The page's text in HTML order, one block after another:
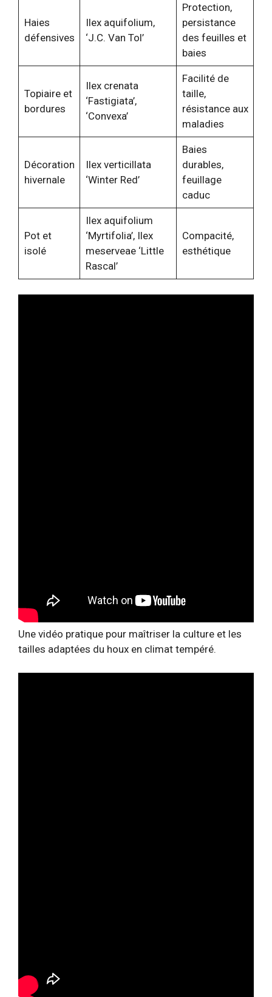
Haies
défensives
Ilex aquifolium,
‘J.C. Van Tol’
Protection,
persistance
des feuilles et
baies
Topiaire et
bordures
Ilex crenata
‘Fastigiata’,
‘Convexa’
Facilité de
taille,
résistance aux
maladies
Décoration
hivernale
Ilex verticillata
‘Winter Red’
Baies
durables,
feuillage
caduc
Pot et
isolé
Ilex aquifolium
‘Myrtifolia’, Ilex
meserveae ‘Little
Rascal’
Compacité,
esthétique
Une vidéo pratique pour maîtriser la culture et les
tailles adaptées du houx en climat tempéré.